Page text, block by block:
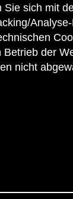
Sie sich mit
Betrieb der
nicht